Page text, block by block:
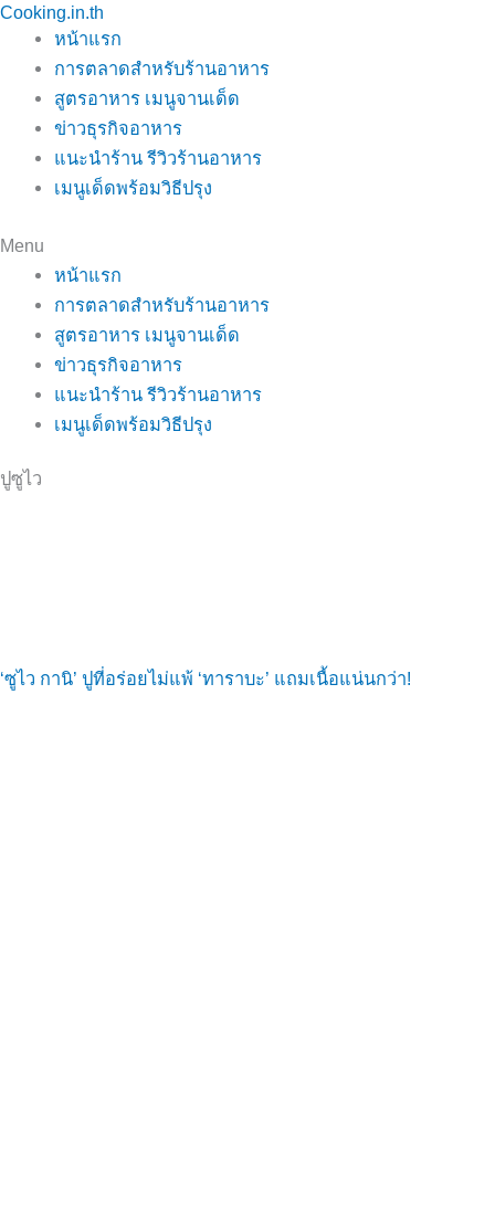
Skip
content
Cooking.in.th
หน้าแรก
การตลาดสำหรับร้านอาหาร
สูตรอาหาร เมนูจานเด็ด
ข่าวธุรกิจอาหาร
แนะนำร้าน รีวิวร้านอาหาร
เมนูเด็ดพร้อมวิธีปรุง
Menu
หน้าแรก
การตลาดสำหรับร้านอาหาร
สูตรอาหาร เมนูจานเด็ด
ข่าวธุรกิจอาหาร
แนะนำร้าน รีวิวร้านอาหาร
เมนูเด็ดพร้อมวิธีปรุง
ปูซูไว
‘ซูไว กานิ’ ปูที่อร่อยไม่แพ้ ‘ทาราบะ’ แถมเนื้อแน่นกว่า!